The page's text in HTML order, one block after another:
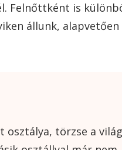
Felnőttként is
állunk, alapvetően
törzse a